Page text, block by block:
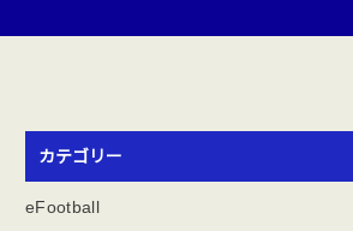
カテゴリー
eFootball